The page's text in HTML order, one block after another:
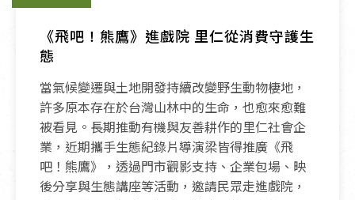
《飛吧！熊鷹》進戲院 里仁從消費守護生
態
當氣候變遷與土地開發持續改變野生動物棲地，
許多原本存在於台灣山林中的生命，也愈來愈難
被看見。長期推動有機與友善耕作的里仁社會企
業，近期攜手生態紀錄片導演梁皆得推廣《飛
吧！熊鷹》，透過門市觀影支持、企業包場、映
後分享與生態講座等活動，邀請民眾走進戲院，